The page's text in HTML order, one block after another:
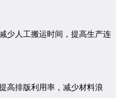
少人工搬运时间，提高生产连
高排版利用率，减少材料浪